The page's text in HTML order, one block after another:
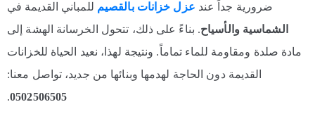
ضرورية جداً عند عزل خزانات بالقصيم للمباني القديمة في
الشماسية والأسياح. بناءً على ذلك، تتحول الخرسانة الهشة إلى
مادة صلدة ومقاومة للماء تماماً. ونتيجة لهذا، نعيد الحياة للخزانات
القديمة دون الحاجة لهدمها وبنائها من جديد، تواصل معنا:
0502506505
.